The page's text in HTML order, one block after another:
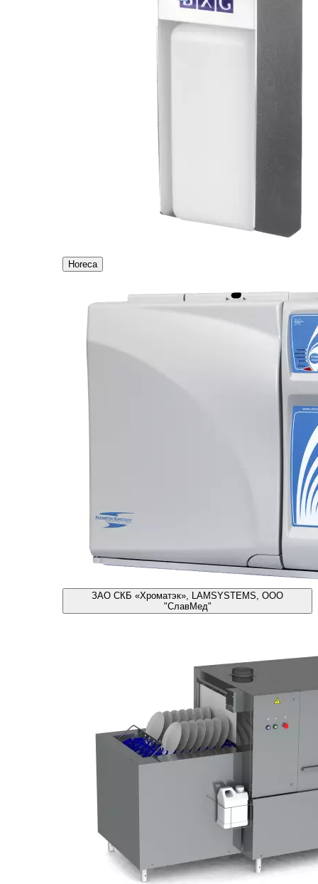
Horeca
ЗАО СКБ «Хроматэк», LAMSYSTEMS, ООО
"СлавМед"